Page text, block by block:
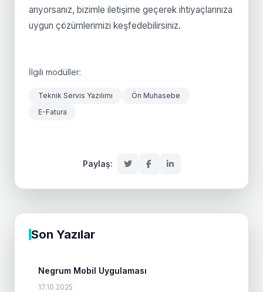
arıyorsanız, bizimle iletişime geçerek ihtiyaçlarınıza
uygun çözümlerimizi keşfedebilirsiniz.
İlgili modüller:
Teknik Servis Yazılımı
Ön Muhasebe
E-Fatura
Paylaş:
Son Yazılar
Negrum Mobil Uygulaması
17.10.2025